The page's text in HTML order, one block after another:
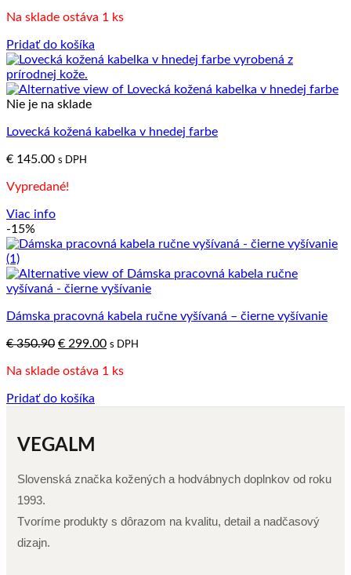
Na sklade ostáva 1 ks
Pridať do košíka
Nie je na sklade
Lovecká kožená kabelka v hnedej farbe
€ 145.00 s DPH
Vypredané!
Viac info
-15%
Dámska pracovná kabela ručne vyšívaná – čierne vyšívanie
€350.90 Pôvodná
bola:
€ 299.00Aktuálna
je:
s DPH
Na sklade ostáva 1 ks
Pridať do košíka
VEGALM
Slovenská značka kožených a hodvábnych doplnkov od roku
1993.
Tvoríme produkty s dôrazom na kvalitu, detail a nadčasový
dizajn.